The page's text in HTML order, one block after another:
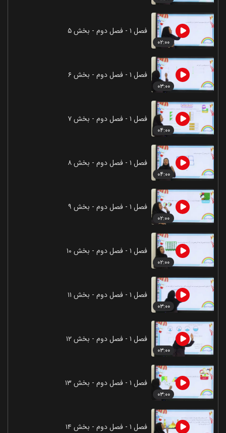
۰۲:۰۰
فصل ۱ - فصل دوم - بخش ۵
۰۳:۰۰
فصل ۱ - فصل دوم - بخش ۶
۰۴:۰۰
فصل ۱ - فصل دوم - بخش ۷
۰۴:۰۰
فصل ۱ - فصل دوم - بخش ۸
۰۲:۰۰
فصل ۱ - فصل دوم - بخش ۹
۰۲:۰۰
فصل ۱ - فصل دوم - بخش ۱۰
۰۳:۰۰
فصل ۱ - فصل دوم - بخش ۱۱
۰۳:۰۰
فصل ۱ - فصل دوم - بخش ۱۲
۰۳:۰۰
فصل ۱ - فصل دوم - بخش ۱۳
فصل ۱ - فصل دوم - بخش ۱۴